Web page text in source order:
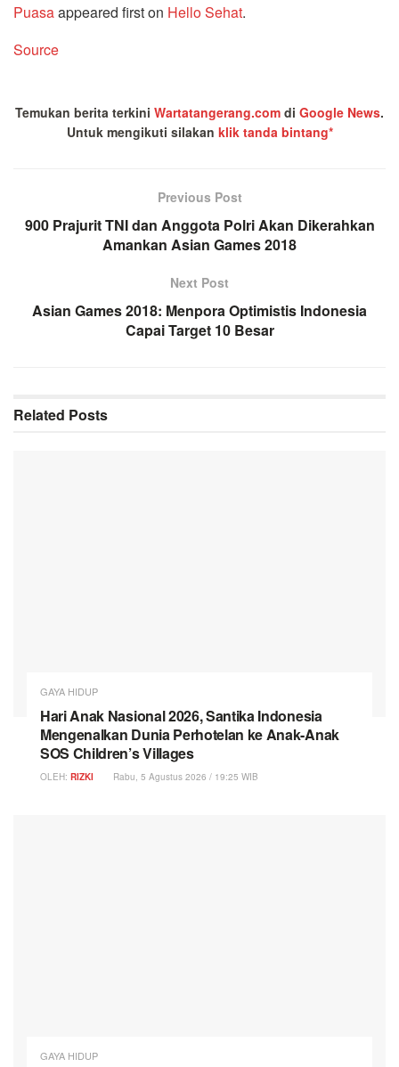
Puasaappeared first on Hello Sehat.
Source
Temukan berita terkini Wartatangerang.com di Google News.
Untuk mengikuti silakan klik tanda bintang*
Previous Post
900 Prajurit TNI dan Anggota Polri Akan Dikerahkan
Amankan Asian Games 2018
Next Post
Asian Games 2018: Menpora Optimistis Indonesia
Capai Target 10 Besar
Related Posts
GAYA HIDUP
Hari Anak Nasional 2026, Santika Indonesia
Mengenalkan Dunia Perhotelan ke Anak-Anak
SOS Children’s Villages
OLEH: RIZKI Rabu, 5 Agustus 2026 / 19:25 WIB
GAYA HIDUP